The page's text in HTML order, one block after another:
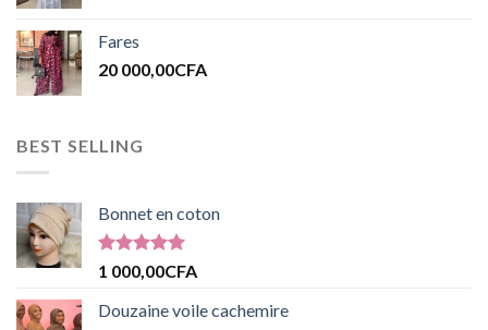
Fares
20 000,00CFA
BEST SELLING
Bonnet en coton
Note 5.00
1 000,00CFA
Douzaine voile cachemire